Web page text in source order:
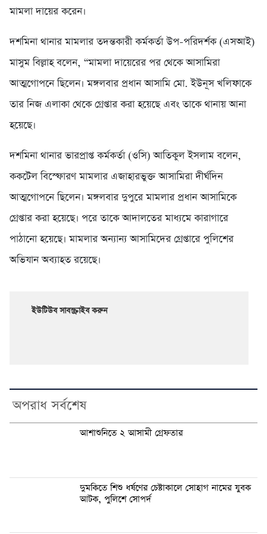
মামলা দায়ের করেন।
দশমিনা থানার মামলার তদন্তকারী কর্মকর্তা উপ-পরিদর্শক (এসআই)
মাসুম বিল্লাহ বলেন, “মামলা দায়েরের পর থেকে আসামিরা
আত্মগোপনে ছিলেন। মঙ্গলবার প্রধান আসামি মো. ইউনূস খলিফাকে
তার নিজ এলাকা থেকে গ্রেপ্তার করা হয়েছে এবং তাকে থানায় আনা
হয়েছে।
দশমিনা থানার ভারপ্রাপ্ত কর্মকর্তা (ওসি) আতিকুল ইসলাম বলেন,
ককটেল বিস্ফোরণ মামলার এজাহারভুক্ত আসামিরা দীর্ঘদিন
আত্মগোপনে ছিলেন। মঙ্গলবার দুপুরে মামলার প্রধান আসামিকে
গ্রেপ্তার করা হয়েছে। পরে তাকে আদালতের মাধ্যমে কারাগারে
পাঠানো হয়েছে। মামলার অন্যান্য আসামিদের গ্রেপ্তারে পুলিশের
অভিযান অব্যাহত রয়েছে।
ইউটিউব সাবস্ক্রাইব করুন
অপরাধ সর্বশেষ
আশাশুনিতে ২ আসামী গ্রেফতার
দুমকিতে শিশু ধর্ষণের চেষ্টাকালে সোহাগ নামের যুবক
আটক, পুলিশে সোপর্দ